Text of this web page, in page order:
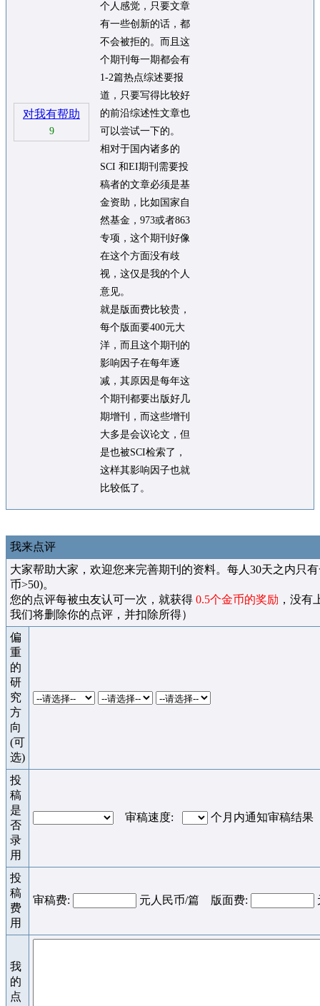
对我有帮助
9
个人感觉，只要文章
有一些创新的话，都
不会被拒的。而且这
个期刊每一期都会有
1-2篇热点综述要报
道，只要写得比较好
的前沿综述性文章也
可以尝试一下的。
相对于国内诸多的
SCI 和EI期刊需要投
稿者的文章必须是基
金资助，比如国家自
然基金，973或者863
专项，这个期刊好像
在这个方面没有歧
视，这仅是我的个人
意见。
就是版面费比较贵，
每个版面要400元大
洋，而且这个期刊的
影响因子在每年逐
减，其原因是每年这
个期刊都要出版好几
期增刊，而这些增刊
大多是会议论文，但
是也被SCI检索了，
这样其影响因子也就
比较低了。
我来点评
大家帮助大家，欢迎您来完善期刊的资料。每人30天之内只
币>50)。
您的点评每被虫友认可一次，就获得 0.5个金币的奖励 ，没有
我们将删除你的点评，并扣除所得）
偏
重
的
研
究
方
向
(可
选)
投
稿
是
否
录
用
审稿速度: 个月内通知审稿结果
投
稿
费
用
审稿费: 元人民币/篇 版面费:
我
的
点